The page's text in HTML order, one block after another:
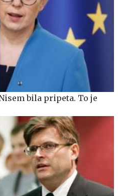
bila pripeta. To je